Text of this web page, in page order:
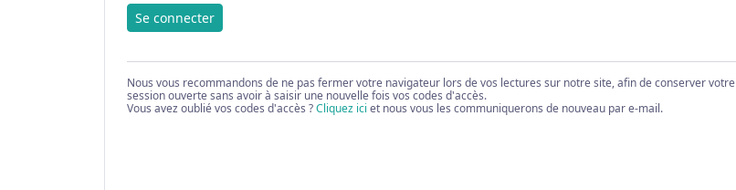
Se connecter
Nous vous recommandons de ne pas fermer votre navigateur lors de vos lectures sur notre site, afin de conserver votre
session ouverte sans avoir à saisir une nouvelle fois vos codes d'accès.
Vous avez oublié vos codes d'accès ?Cliquez ici et nous vous les communiquerons de nouveau par e-mail.